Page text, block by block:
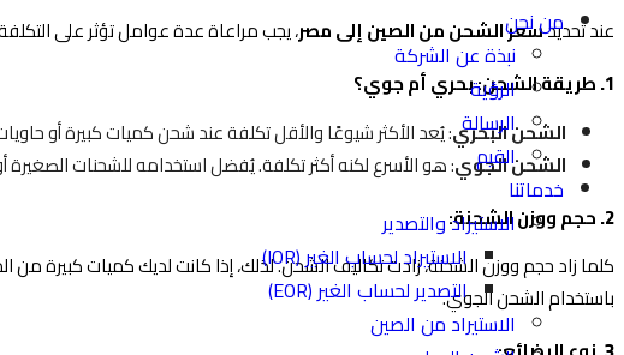
من نحن
نبذة عن الشركة
الرؤية
الرسالة
القيم
خدماتنا
الاستيراد والتصدير
الاستيراد لحساب الغير (IOR)
التصدير لحساب الغير (EOR)
الاستيراد من الصين
عند تحديدسعر الشحن من الصين إلى مصر، يجب مراعاة عدة عوامل تؤثر على
1. طريقة الشحن: بحري أم جوي؟
الشحن البحري: يُعد الأكثر شيوعًا والأقل تكلفة عند شحن كميات كبيرة أو حاويات
الشحن الجوي: هو الأسرع لكنه أكثر تكلفة. يُفضل استخدامه للشحنات
2. حجم ووزن الشحنة:
كلما زاد حجم ووزن الشحنة، زادت تكاليف الشحن. لذلك، إذا كانت لديك كميات كبيرة من
باستخدام الشحن الجوي.